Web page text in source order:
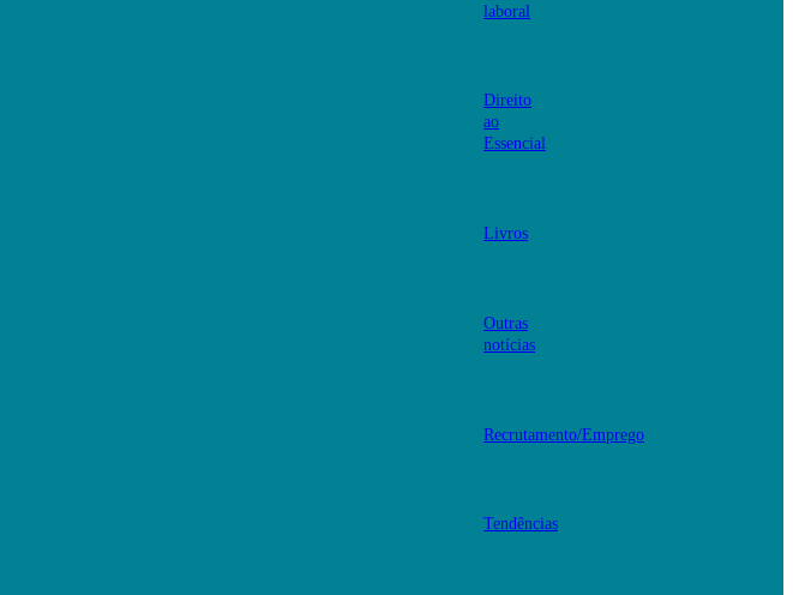
laboral
Direito
ao
Essencial
Livros
Outras
notícias
Recrutamento/Emprego
Tendências